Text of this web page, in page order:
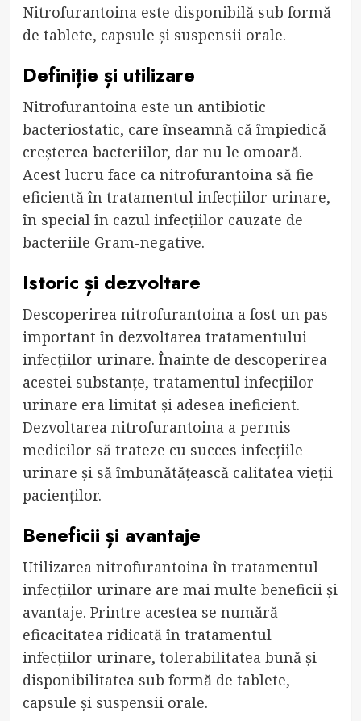
Nitrofurantoina este disponibilă sub formă
de tablete, capsule și suspensii orale.
Definiție și utilizare
Nitrofurantoina este un antibiotic
bacteriostatic, care înseamnă că împiedică
creșterea bacteriilor, dar nu le omoară.
Acest lucru face ca nitrofurantoina să fie
eficientă în tratamentul infecțiilor urinare,
în special în cazul infecțiilor cauzate de
bacteriile Gram-negative.
Istoric și dezvoltare
Descoperirea nitrofurantoina a fost un pas
important în dezvoltarea tratamentului
infecțiilor urinare. Înainte de descoperirea
acestei substanțe, tratamentul infecțiilor
urinare era limitat și adesea ineficient.
Dezvoltarea nitrofurantoina a permis
medicilor să trateze cu succes infecțiile
urinare și să îmbunătățească calitatea vieții
pacienților.
Beneficii și avantaje
Utilizarea nitrofurantoina în tratamentul
infecțiilor urinare are mai multe beneficii și
avantaje. Printre acestea se numără
eficacitatea ridicată în tratamentul
infecțiilor urinare, tolerabilitatea bună și
disponibilitatea sub formă de tablete,
capsule și suspensii orale.